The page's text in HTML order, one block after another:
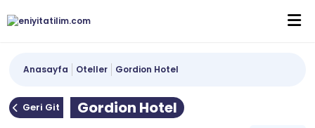
Anasayfa Oteller Gordion Hotel
Geri Git
Gordion Hotel